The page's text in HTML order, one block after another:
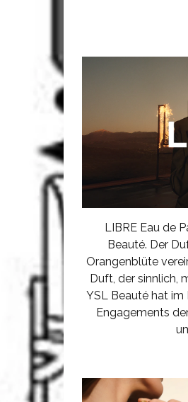
LIBRE Eau de
Beauté. Der
Orangenblüte
Duft, der sinnlich,
YSL Beauté hat im
Engagements